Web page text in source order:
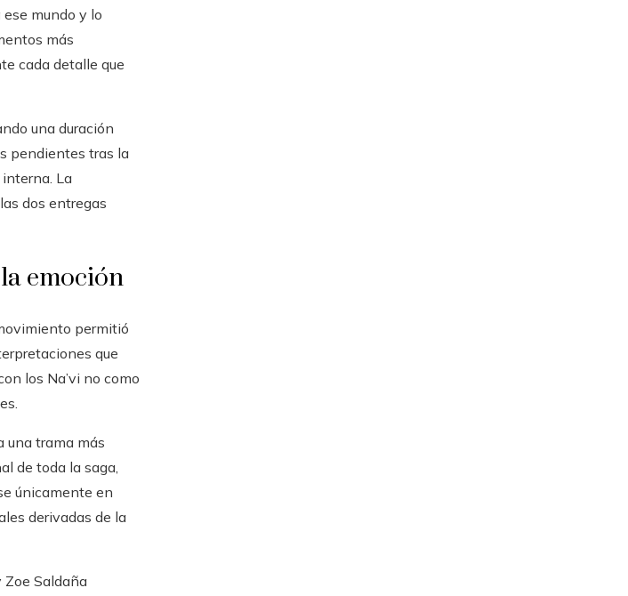
ese mundo y lo
más
cada detalle que
una duración
pendientes tras la
La
dos entregas
emoción
permitió
que
los Na’vi no como
una trama más
de toda la saga,
únicamente en
derivadas de la
Saldaña